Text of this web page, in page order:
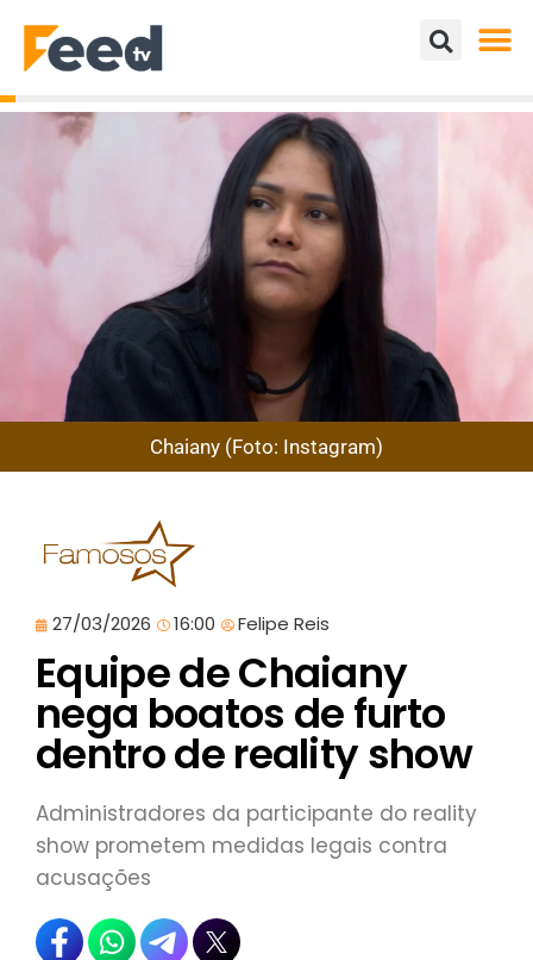
Chaiany (Foto: Instagram)
27/03/2026 16:00 Felipe Reis
Equipe de Chaiany
nega boatos de furto
dentro de reality show
Administradores da participante do reality
show prometem medidas legais contra
acusações